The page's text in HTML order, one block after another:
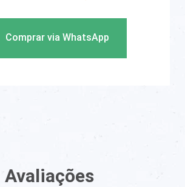
Comprar via WhatsApp
Avaliações